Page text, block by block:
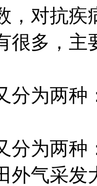
，对抗疾
多，主
为两种
为两种
外气采发